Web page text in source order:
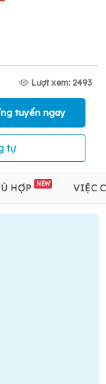
Lượt xem: 2493
tuyển ngay
tự
HỢP NEW VIỆC